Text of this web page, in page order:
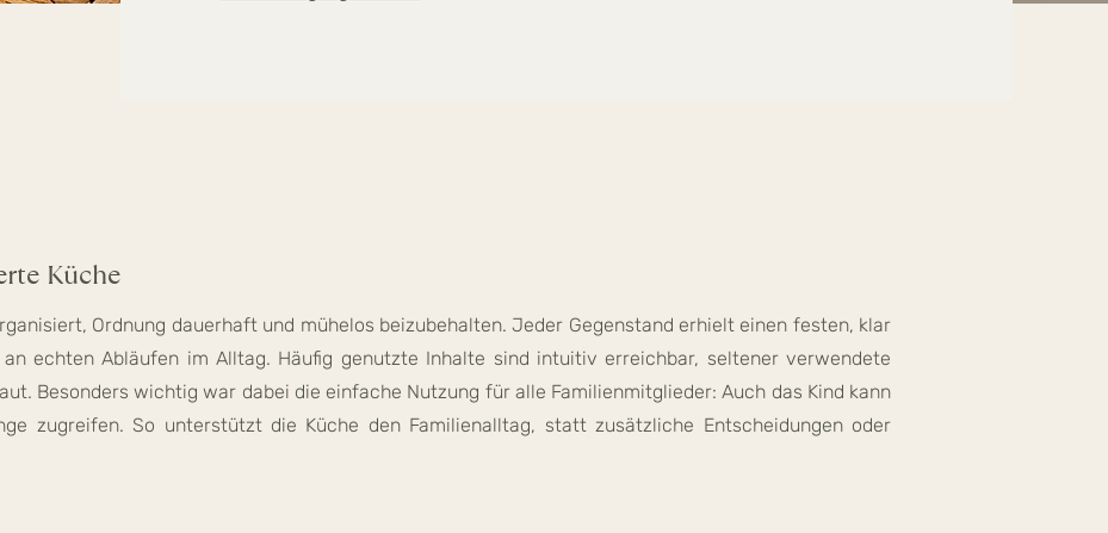
Küche
Ordnung dauerhaft und mühelos beizubehalten. Jeder Gegenstand erhielt einen festen, klar
echten Abläufen im Alltag. Häufig genutzte Inhalte sind intuitiv erreichbar, seltener verwendete
Besonders wichtig war dabei die einfache Nutzung für alle Familienmitglieder: Auch das Kind kann
zugreifen. So unterstützt die Küche den Familienalltag, statt zusätzliche Entscheidungen oder